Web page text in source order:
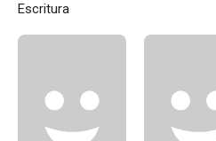
Escritura